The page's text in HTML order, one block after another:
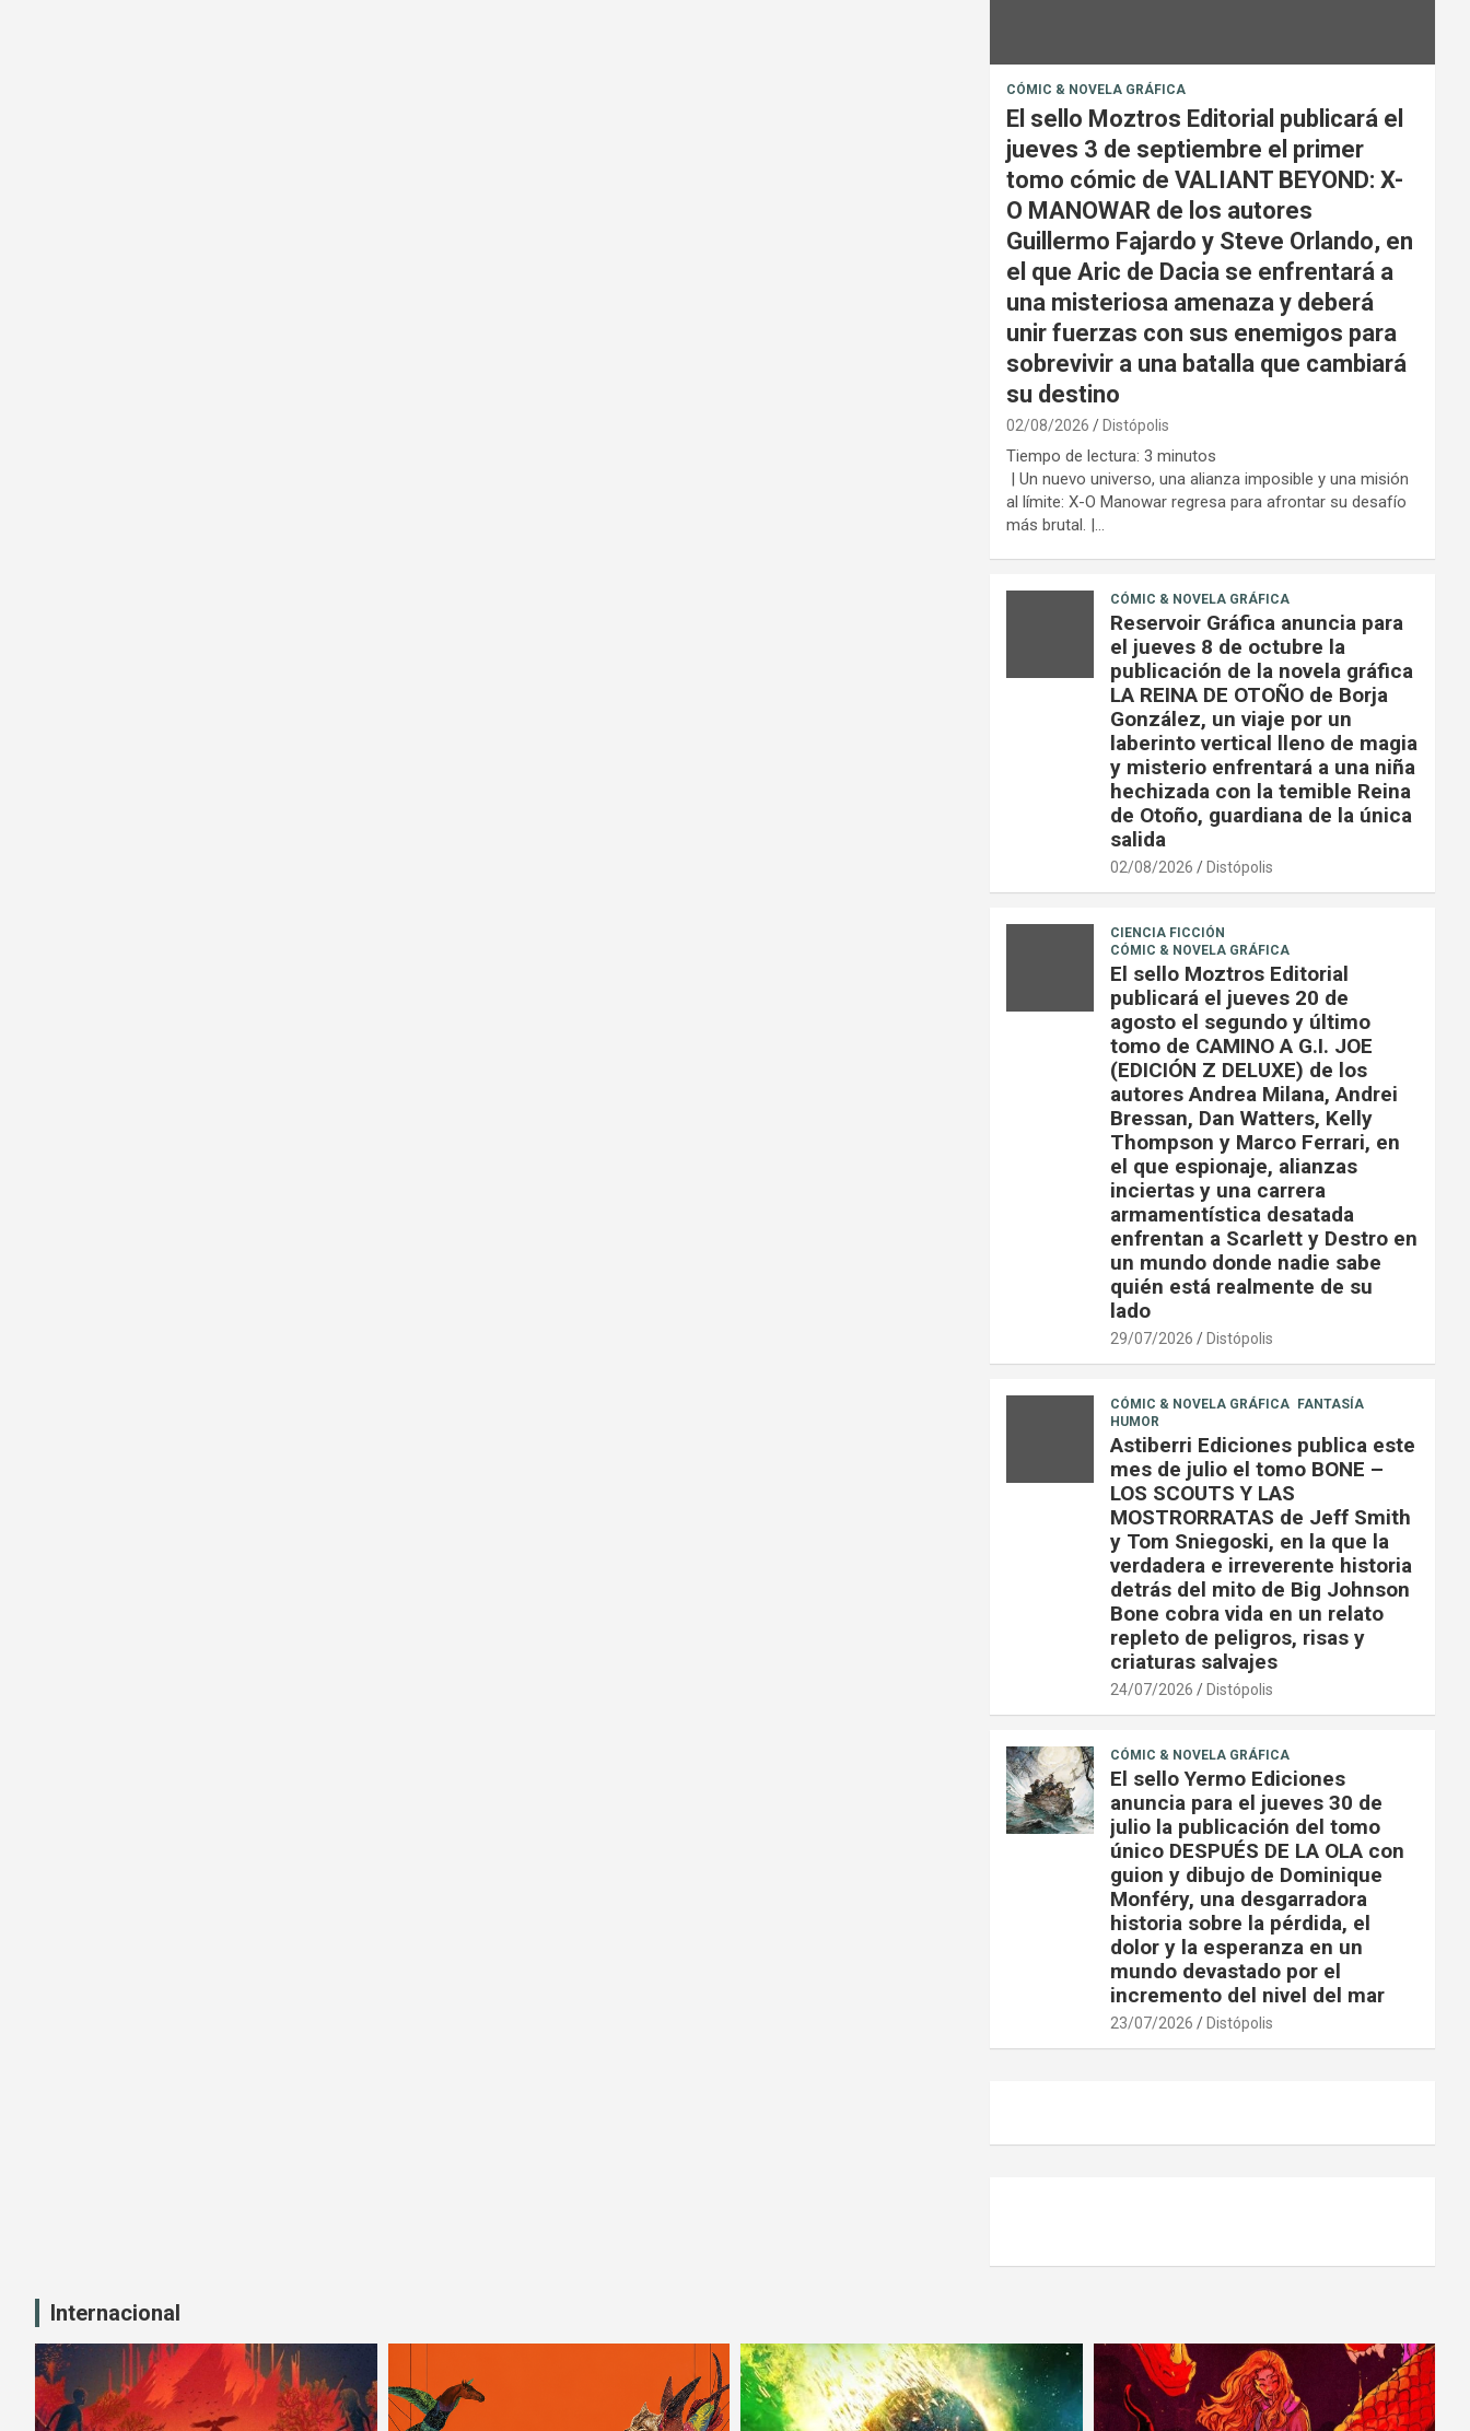
CÓMIC & NOVELA GRÁFICA
El sello Moztros Editorial publicará el
jueves 3 de septiembre el primer
tomo cómic de VALIANT BEYOND: X-
O MANOWAR de los autores
Guillermo Fajardo y Steve Orlando, en
el que Aric de Dacia se enfrentará a
una misteriosa amenaza y deberá
unir fuerzas con sus enemigos para
sobrevivir a una batalla que cambiará
su destino
02/08/2026 Distópolis
Tiempo de lectura: 3 minutos
| Un nuevo universo, una alianza imposible y una misión
al límite: X-O Manowar regresa para afrontar su desafío
más brutal. |…
CÓMIC & NOVELA GRÁFICA
Reservoir Gráfica anuncia para
el jueves 8 de octubre la
publicación de la novela gráfica
LA REINA DE OTOÑO de Borja
González, un viaje por un
laberinto vertical lleno de magia
y misterio enfrentará a una niña
hechizada con la temible Reina
de Otoño, guardiana de la única
salida
02/08/2026 Distópolis
CIENCIA FICCIÓN
CÓMIC & NOVELA GRÁFICA
El sello Moztros Editorial
publicará el jueves 20 de
agosto el segundo y último
tomo de CAMINO A G.I. JOE
(EDICIÓN Z DELUXE) de los
autores Andrea Milana, Andrei
Bressan, Dan Watters, Kelly
Thompson y Marco Ferrari, en
el que espionaje, alianzas
inciertas y una carrera
armamentística desatada
enfrentan a Scarlett y Destro en
un mundo donde nadie sabe
quién está realmente de su
lado
29/07/2026 Distópolis
CÓMIC & NOVELA GRÁFICA
FANTASÍA
HUMOR
Astiberri Ediciones publica este
mes de julio el tomo BONE –
LOS SCOUTS Y LAS
MOSTRORRATAS de Jeff Smith
y Tom Sniegoski, en la que la
verdadera e irreverente historia
detrás del mito de Big Johnson
Bone cobra vida en un relato
repleto de peligros, risas y
criaturas salvajes
24/07/2026 Distópolis
CÓMIC & NOVELA GRÁFICA
El sello Yermo Ediciones
anuncia para el jueves 30 de
julio la publicación del tomo
único DESPUÉS DE LA OLA con
guion y dibujo de Dominique
Monféry, una desgarradora
historia sobre la pérdida, el
dolor y la esperanza en un
mundo devastado por el
incremento del nivel del mar
23/07/2026 Distópolis
Internacional